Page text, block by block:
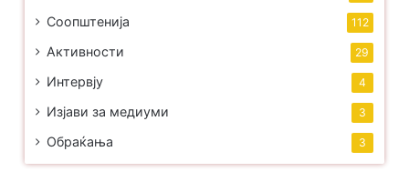
Соопштенија 112
Активности 29
Интервју 4
Изјави за медиуми 3
Обраќања 3